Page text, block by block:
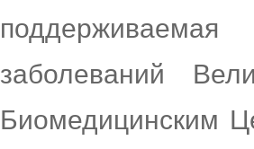
заболеваний
Биомедицинским